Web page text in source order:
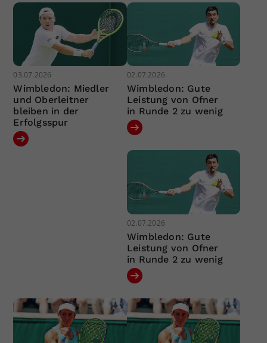
03.07.2026
Wimbledon: Miedler
und Oberleitner
bleiben in der
Erfolgsspur
02.07.2026
Wimbledon: Gute
Leistung von Ofner
in Runde 2 zu wenig
02.07.2026
Wimbledon: Gute
Leistung von Ofner
in Runde 2 zu wenig